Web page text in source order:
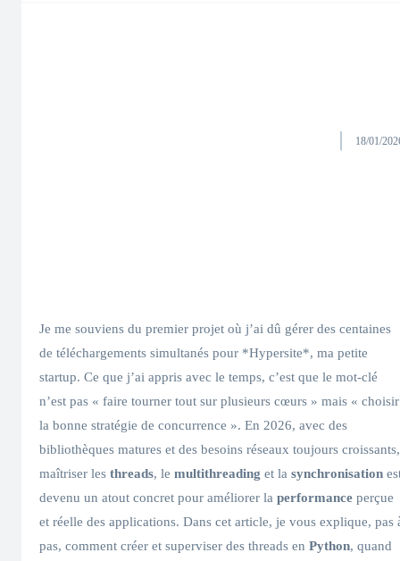
18/01/
Je me souviens du premier projet où j’ai dû gérer des centaines
de téléchargements simultanés pour *Hypersite*, ma petite
startup. Ce que j’ai appris avec le temps, c’est que le mot-clé
n’est pas « faire tourner tout sur plusieurs cœurs » mais « choisir
la bonne stratégie de concurrence ». En 2026, avec des
bibliothèques matures et des besoins réseaux toujours croissants,
maîtriser les threads, le multithreading et la synchronisation
devenu un atout concret pour améliorer la performance perçue
et réelle des applications. Dans cet article, je vous explique, pas
pas, comment créer et superviser des threads en Python, quand